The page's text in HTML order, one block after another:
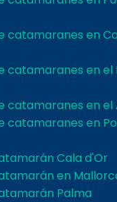
catamaranes en
catamaranes en el
catamaranes en el
catamaranes en
Cala d'Or
en
Palma